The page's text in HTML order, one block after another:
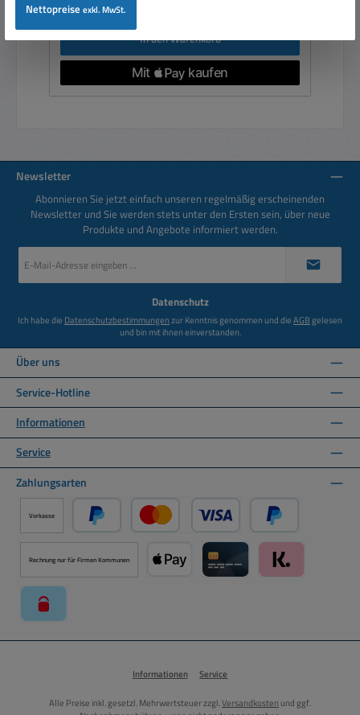
In den Warenkorb
Newsletter
Abonnieren Sie jetzt einfach unseren regelmäßig erscheinenden
Newsletter und Sie werden stets unter den Ersten sein, über neue
Produkte und Angebote informiert werden.
Mail-
Datenschutz
Ich habe die Datenschutzbestimmungenzur Kenntnis genommen und dieAGBgelesen
und bin mit ihnen einverstanden.
Über uns
Service-Hotline
Informationen
Service
Zahlungsarten
Vorkasse
PayPal Kredit- oder Debitkarte über PayPal
Später Bezahlen
Rechnung nur für Firmen Kommunen
Informationen Service
Alle Preise inkl. gesetzl. Mehrwertsteuer zzgl.Versandkosten und ggf.
Nettopreiseexkl. MwSt.